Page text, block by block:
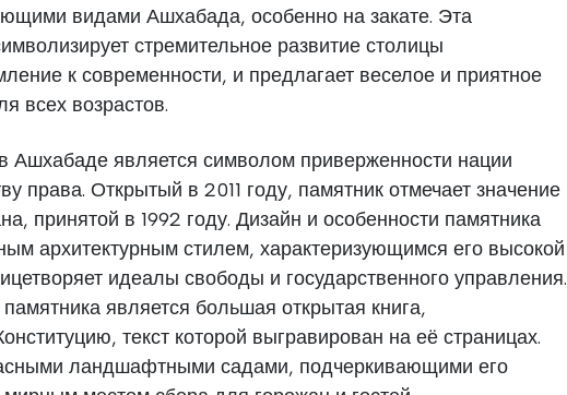
видами Ашхабада, особенно на закате. Эта
стремительное развитие столицы
к современности, и предлагает веселое и приятное
всех возрастов.
в Ашхабаде является символом приверженности нации
права. Открытый в 2011 году, памятник отмечает значение
принятой в 1992 году. Дизайн и особенности памятника
архитектурным стилем, характеризующимся его высокой
идеалы свободы и государственного управления.
является большая открытая книга,
текст которой выгравирован на её страницах.
ландшафтными садами, подчеркивающими его